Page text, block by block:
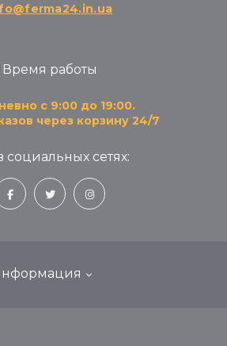
Время работы
с 9:00 до 19:00.
через корзину 24/7
социальных сетях: